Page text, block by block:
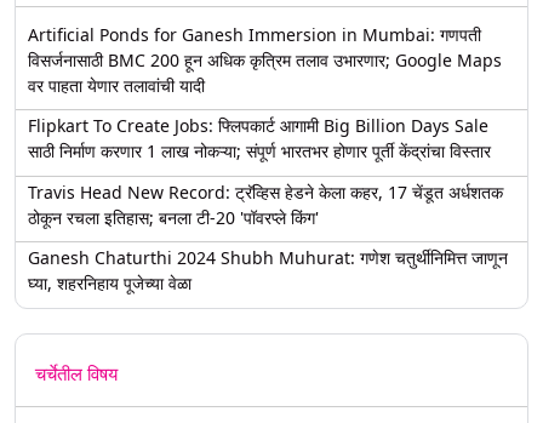
Artificial Ponds for Ganesh Immersion in Mumbai: गणपती
विसर्जनासाठी BMC 200 हून अधिक कृत्रिम तलाव उभारणार; Google Maps
वर पाहता येणार तलावांची यादी
Flipkart To Create Jobs: फ्लिपकार्ट आगामी Big Billion Days Sale
साठी निर्माण करणार 1 लाख नोकऱ्या; संपूर्ण भारतभर होणार पूर्ती केंद्रांचा विस्तार
Travis Head New Record: ट्रॅव्हिस हेडने केला कहर, 17 चेंडूत अर्धशतक
ठोकून रचला इतिहास; बनला टी-20 'पॉवरप्ले किंग'
Ganesh Chaturthi 2024 Shubh Muhurat: गणेश चतुर्थीनिमित्त जाणून
घ्या, शहरनिहाय पूजेच्या वेळा
चर्चेतील विषय